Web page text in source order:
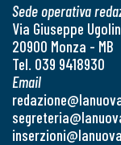
Sede operativa
Via Giuseppe
20900 Monza - MB
Tel. 039 9418930
Email